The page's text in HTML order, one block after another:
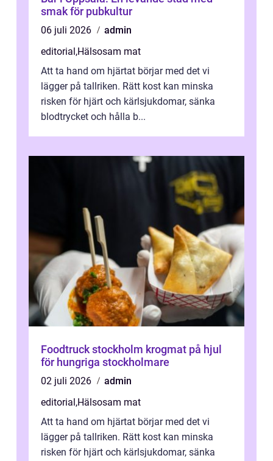
smak för pubkultur
06 juli 2026
admin
editorial,Hälsosam mat
Att ta hand om hjärtat börjar med det vi
lägger på tallriken. Rätt kost kan minska
risken för hjärt och kärlsjukdomar, sänka
blodtrycket och hålla b...
Foodtruck stockholm krogmat på hjul
för hungriga stockholmare
02 juli 2026
admin
editorial,Hälsosam mat
Att ta hand om hjärtat börjar med det vi
lägger på tallriken. Rätt kost kan minska
risken för hjärt och kärlsjukdomar, sänka